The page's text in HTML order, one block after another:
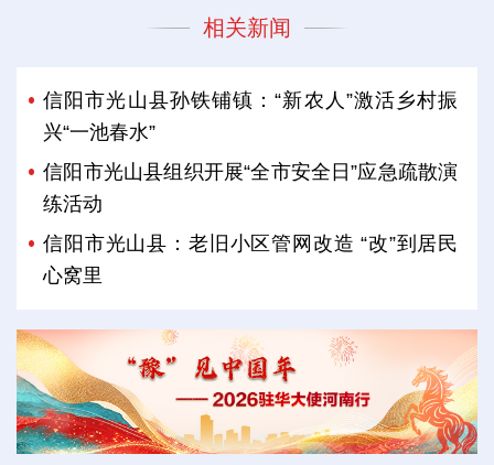
相关新闻
信阳市光山县孙铁铺镇：“新农人”激活乡村振
兴“一池春水”
信阳市光山县组织开展“全市安全日”应急疏散演
练活动
信阳市光山县：老旧小区管网改造 “改”到居民
心窝里